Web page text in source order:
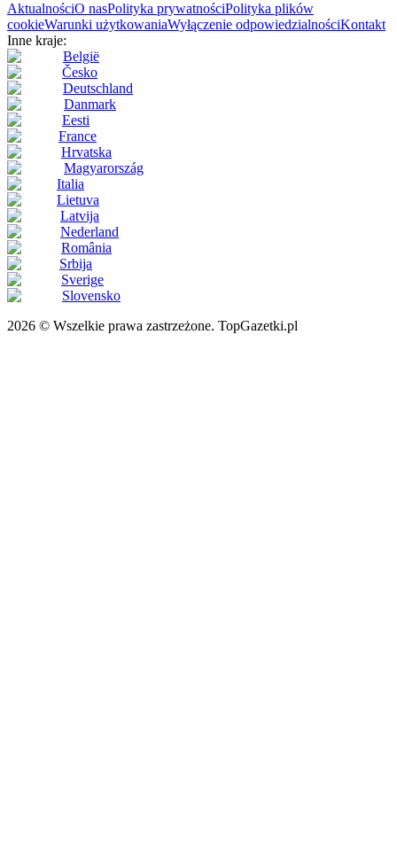
AktualnościO nasPolityka prywatnościPolityka plików
cookieWarunki użytkowaniaWyłączenie odpowiedzialnościKontakt
Inne kraje:
België
Česko
Deutschland
Danmark
Eesti
France
Hrvatska
Magyarország
Italia
Lietuva
Latvija
Nederland
România
Srbija
Sverige
Slovensko
2026 © Wszelkie prawa zastrzeżone. TopGazetki.pl